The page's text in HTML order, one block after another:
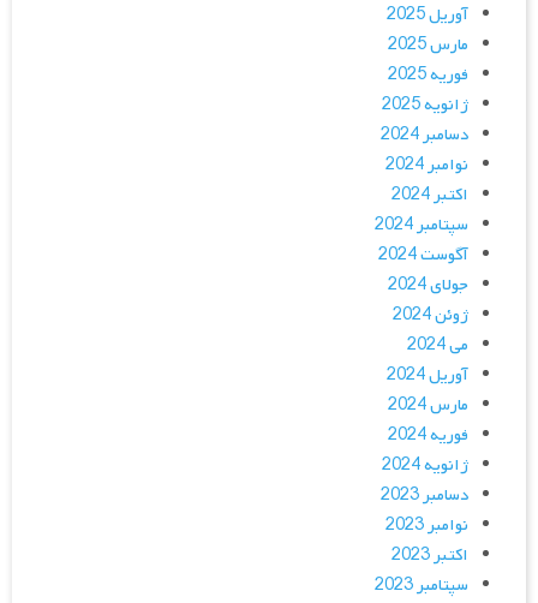
آوریل 2025
مارس 2025
فوریه 2025
ژانویه 2025
دسامبر 2024
نوامبر 2024
اکتبر 2024
سپتامبر 2024
آگوست 2024
جولای 2024
ژوئن 2024
می 2024
آوریل 2024
مارس 2024
فوریه 2024
ژانویه 2024
دسامبر 2023
نوامبر 2023
اکتبر 2023
سپتامبر 2023